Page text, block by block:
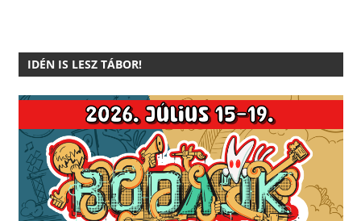
IDÉN IS LESZ TÁBOR!